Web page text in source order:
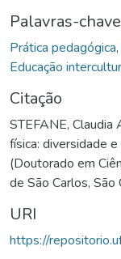
Palavras-chave
Prática pedagógica,
Educação
Citação
STEFANE, Claudia
física: diversidade
(Doutorado em
de São Carlos,
URI
https://